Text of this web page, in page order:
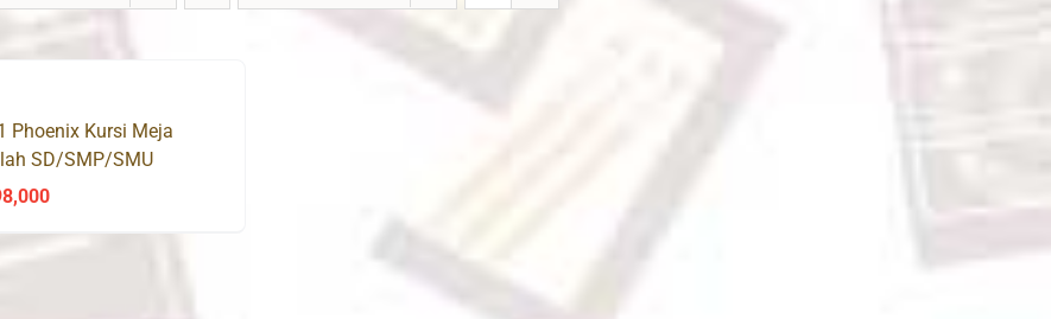
Phoenix Kursi Meja
SD/SMP/SMU